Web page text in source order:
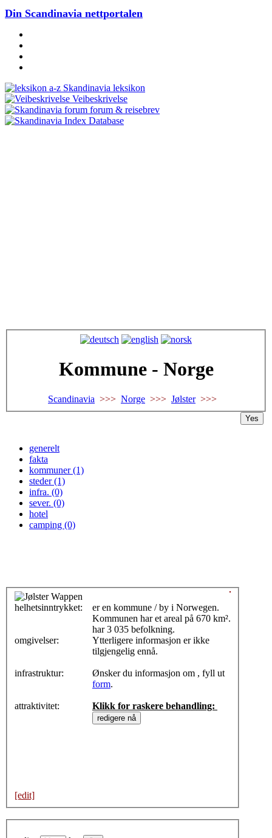
Din Scandinavia nettportalen
Skandinavia leksikon
Veibeskrivelse
forum & reisebrev
Database
Kommune - Norge
Scandinavia >>> Norge >>> Jølster
generelt
fakta
kommuner (1)
steder (1)
infra. (0)
sever. (0)
hotel
camping (0)
helhetsinntrykket:
omgivelser:
infrastruktur:
attraktivitet:
er en kommune / by i Norwegen.
Kommunen har et areal på 670 km².
har 3 035 befolkning.
Ytterligere informasjon er ikke
tilgjengelig ennå.
Ønsker du informasjon om , fyll ut
form.
Klikk for raskere behandling:
[edit]
Yes